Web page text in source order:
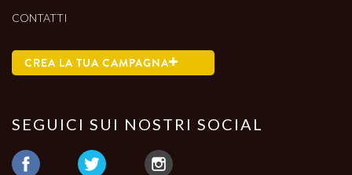
CONTATTI
CREA LA TUA CAMPAGNA
SEGUICI SUI NOSTRI SOCIAL